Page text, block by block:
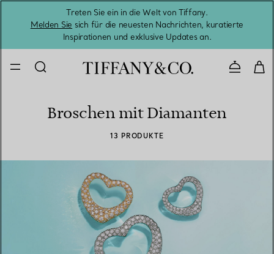
Treten Sie ein in die Welt von Tiffany.
Melden Sie sich für die neuesten Nachrichten, kuratierte
Inspirationen und exklusive Updates an.
Broschen mit Diamanten
13 PRODUKTE